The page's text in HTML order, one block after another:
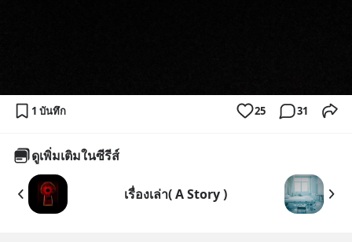
1 บันทึก 25 31
ดูเพิ่มเติมในซีรีส์
เรื่องเล่า( A Story )